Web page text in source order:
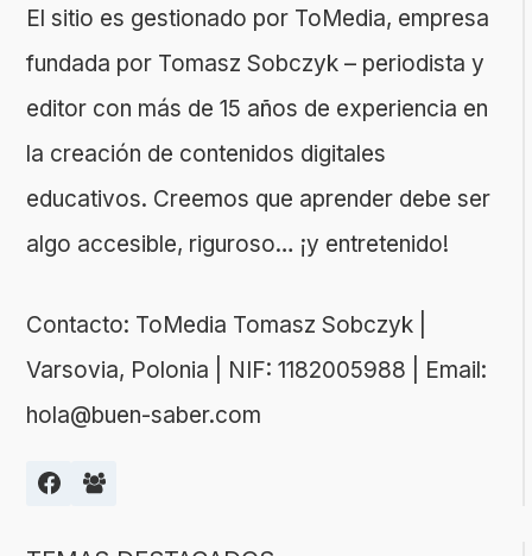
El sitio es gestionado por ToMedia, empresa
fundada por Tomasz Sobczyk – periodista y
editor con más de 15 años de experiencia en
la creación de contenidos digitales
educativos. Creemos que aprender debe ser
algo accesible, riguroso… ¡y entretenido!
Contacto: ToMedia Tomasz Sobczyk |
Varsovia, Polonia | NIF: 1182005988 | Email:
hola@buen-saber.com